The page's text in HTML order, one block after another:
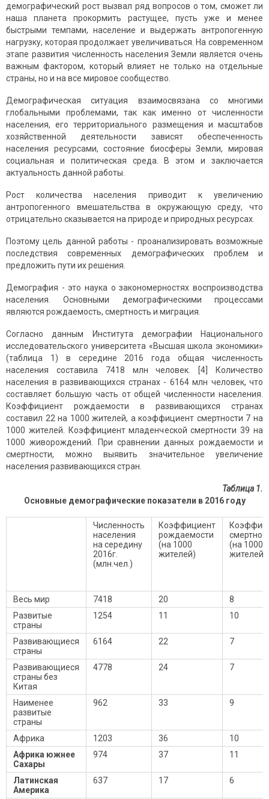
демографический рост вызвал ряд вопросов о том, сможет ли
наша планета прокормить растущее, пусть уже и менее
быстрыми темпами, население и выдержать антропогенную
нагрузку, которая продолжает увеличиваться. На современном
этапе развития численность населения Земли является очень
важным фактором, который влияет не только на отдельные
страны, но и на все мировое сообщество.
Демографическая ситуация взаимосвязана со многими
глобальными проблемами, так как именно от численности
населения, его территориального размещения и масштабов
хозяйственной деятельности зависят обеспеченность
населения ресурсами, состояние биосферы Земли, мировая
социальная и политическая среда. В этом и заключается
актуальность данной работы.
Рост количества населения приводит к увеличению
антропогенного вмешательства в окружающую среду, что
отрицательно сказывается на природе и природных ресурсах.
Поэтому цель данной работы - проанализировать возможные
последствия современных демографических проблем и
предложить пути их решения.
Демография - это наука о закономерностях воспроизводства
населения. Основными демографическими процессами
являются рождаемость, смертность и миграция.
Согласно данным Института демографии Национального
исследовательского университета «Высшая школа экономики»
(таблица 1) в середине 2016 года общая численность
населения составила 7418 млн человек. [4] Количество
населения в развивающихся странах - 6164 млн человек, что
составляет большую часть от общей численности населения.
Коэффициент рождаемости в развивающихся странах
составил 22 на 1000 жителей, а коэффициент смертности 7 на
1000 жителей. Коэффициент младенческой смертности 39 на
1000 живорождений. При сравнении данных рождаемости и
смертности, можно выявить значительное увеличение
населения развивающихся стран.
Таблица 1.
Основные демографические показатели в 2016 году
Численность
населения
на середину
2016г.
(млн.чел.)
Коэффициент
рождаемости
(на 1000
жителей)
(на 1000
жителей)
Весь мир 7418 20
8
Развитые
страны
1254 11 10
Развивающиеся
страны
6164 22 7
Развивающиеся
страны без
Китая
4778 24 7
Наименее
развитые
страны
962 33 9
Африка 1203 36
10
Африка южнее
Сахары
974 37 11
Латинская
Америка
637 17 6